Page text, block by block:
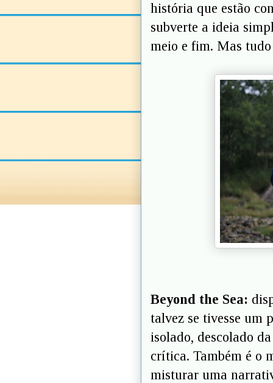
história que estão
subverte a ideia
meio e fim. Mas
Beyond the Sea:
talvez se tivesse um
isolado, descolado
crítica. Também é o
misturar uma